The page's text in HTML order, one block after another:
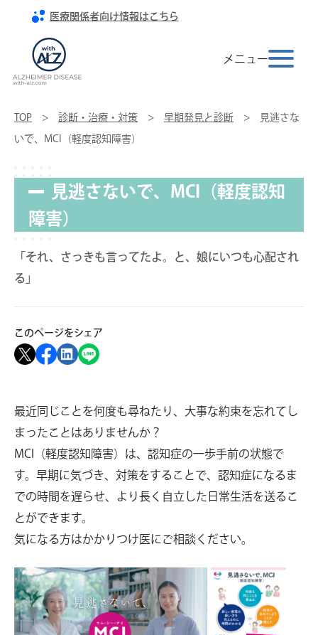
医療関係者向け情報はこちら
Toggle
メニュー
TOP > 診断・治療・対策 > 早期発見と診断 > 見逃さな
いで、MCI（軽度認知障害）
見逃さないで、MCI（軽度認知
障害）
「それ、さっきも言ってたよ。と、娘にいつも心配され
る」
このページをシェア
最近同じことを何度も尋ねたり、大事な約束を忘れてし
まったことはありませんか？
MCI（軽度認知障害）は、認知症の一歩手前の状態で
す。早期に気づき、対策をすることで、認知症になるま
での時間を遅らせ、より長く自立した日常生活を送るこ
とができます。
気になる方はかかりつけ医にご相談ください。